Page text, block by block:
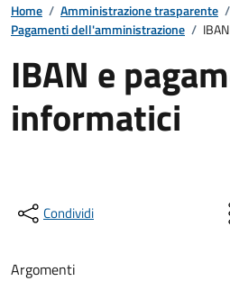
Home / Amministrazione trasparente /
Pagamenti dell'amministrazione /
IBAN e
informatici
Condividi
Argomenti